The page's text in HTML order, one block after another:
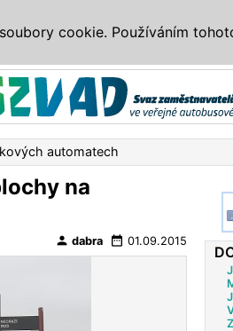
automatech
na
person dabra date_range 01.09.2015
cookie. Používáním